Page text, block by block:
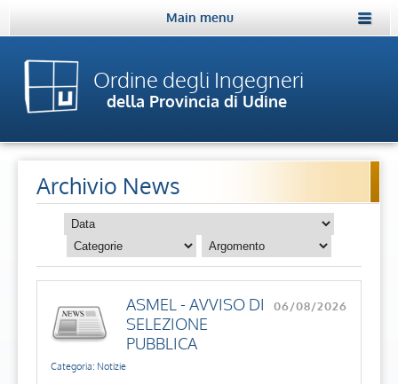
Main menu
Ordine degli Ingegneri
della Provincia di Udine
Archivio News
06/08/2026
ASMEL - AVVISO DI
SELEZIONE
PUBBLICA
Categoria: Notizie